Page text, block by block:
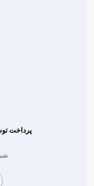
پرداخت